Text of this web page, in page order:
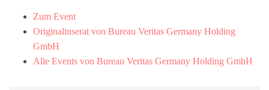
Zum Event
Originalinserat von Bureau Veritas Germany Holding
GmbH
Alle Events von Bureau Veritas Germany Holding GmbH